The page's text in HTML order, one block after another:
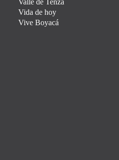
Vida de hoy
Vive Boyacá